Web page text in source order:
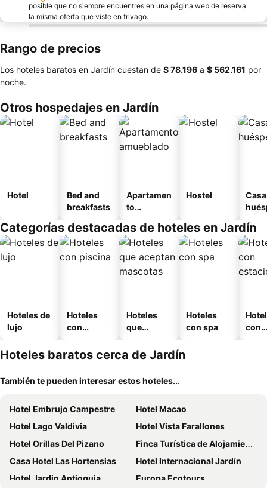
posible que no siempre encuentres en una página web de reserva
la misma oferta que viste en trivago.
Rango de precios
Los hoteles baratos en Jardín cuestan de ‎$ 78.196 a ‎$ 562.161 por
noche.
Otros hospedajes en Jardín
Hotel
Bed and
breakfasts
Apartamen
to
o
Hostel
Categorías destacadas de hoteles en Jardín
Hoteles de
lujo
Hoteles
con
Hoteles
que
mascotas
Hoteles
con spa
con
Hoteles baratos cerca de Jardín
También te pueden interesar estos hoteles...
Hotel Embrujo Campestre
Hotel Macao
Hotel Lago Valdivia
Hotel Vista Farallones
Hotel Orillas Del Pizano
Finca Turística de Alojamiento Rural Avalon
Casa Hotel Las Hortensias
Hotel Internacional Jardín
Hotel Jardin Antioquia
Europa Ecotours